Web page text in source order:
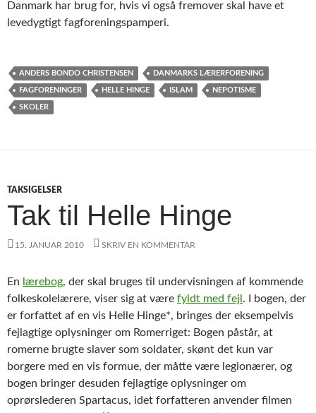
Danmark har brug for, hvis vi også fremover skal have et
levedygtigt fagforeningspamperi.
ANDERS BONDO CHRISTENSEN DANMARKS LÆRERFORENING
FAGFORENINGER HELLE HINGE ISLAM NEPOTISME
SKOLER
TAKSIGELSER
Tak til Helle Hinge
15. JANUAR 2010 SKRIV EN KOMMENTAR
En lærebog, der skal bruges til undervisningen af kommende
folkeskolelærere, viser sig at være fyldt med fejl . I bogen, der
er forfattet af en vis Helle Hinge*, bringes der eksempelvis
fejlagtige oplysninger om Romerriget: Bogen påstår, at
romerne brugte slaver som soldater, skønt det kun var
borgere med en vis formue, der måtte være legionærer, og
bogen bringer desuden fejlagtige oplysninger om
oprørslederen Spartacus, idet forfatteren anvender filmen